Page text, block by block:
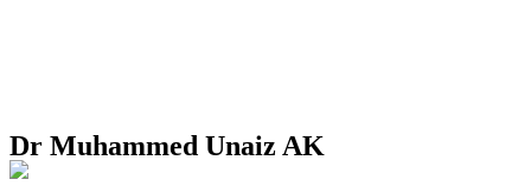
Dr Muhammed Unaiz AK